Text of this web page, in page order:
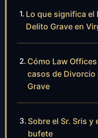
Lo que significa
Delito Grave en
Cómo Law Offices
casos de
Grave
Sobre el Sr. Sris
bufete